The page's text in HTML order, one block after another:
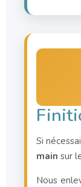
Si
main sur
Nous